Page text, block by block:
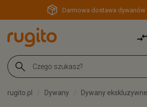
Darmowa dostawa dywanów
rugito.pl Dywany Dywany ekskluzywne